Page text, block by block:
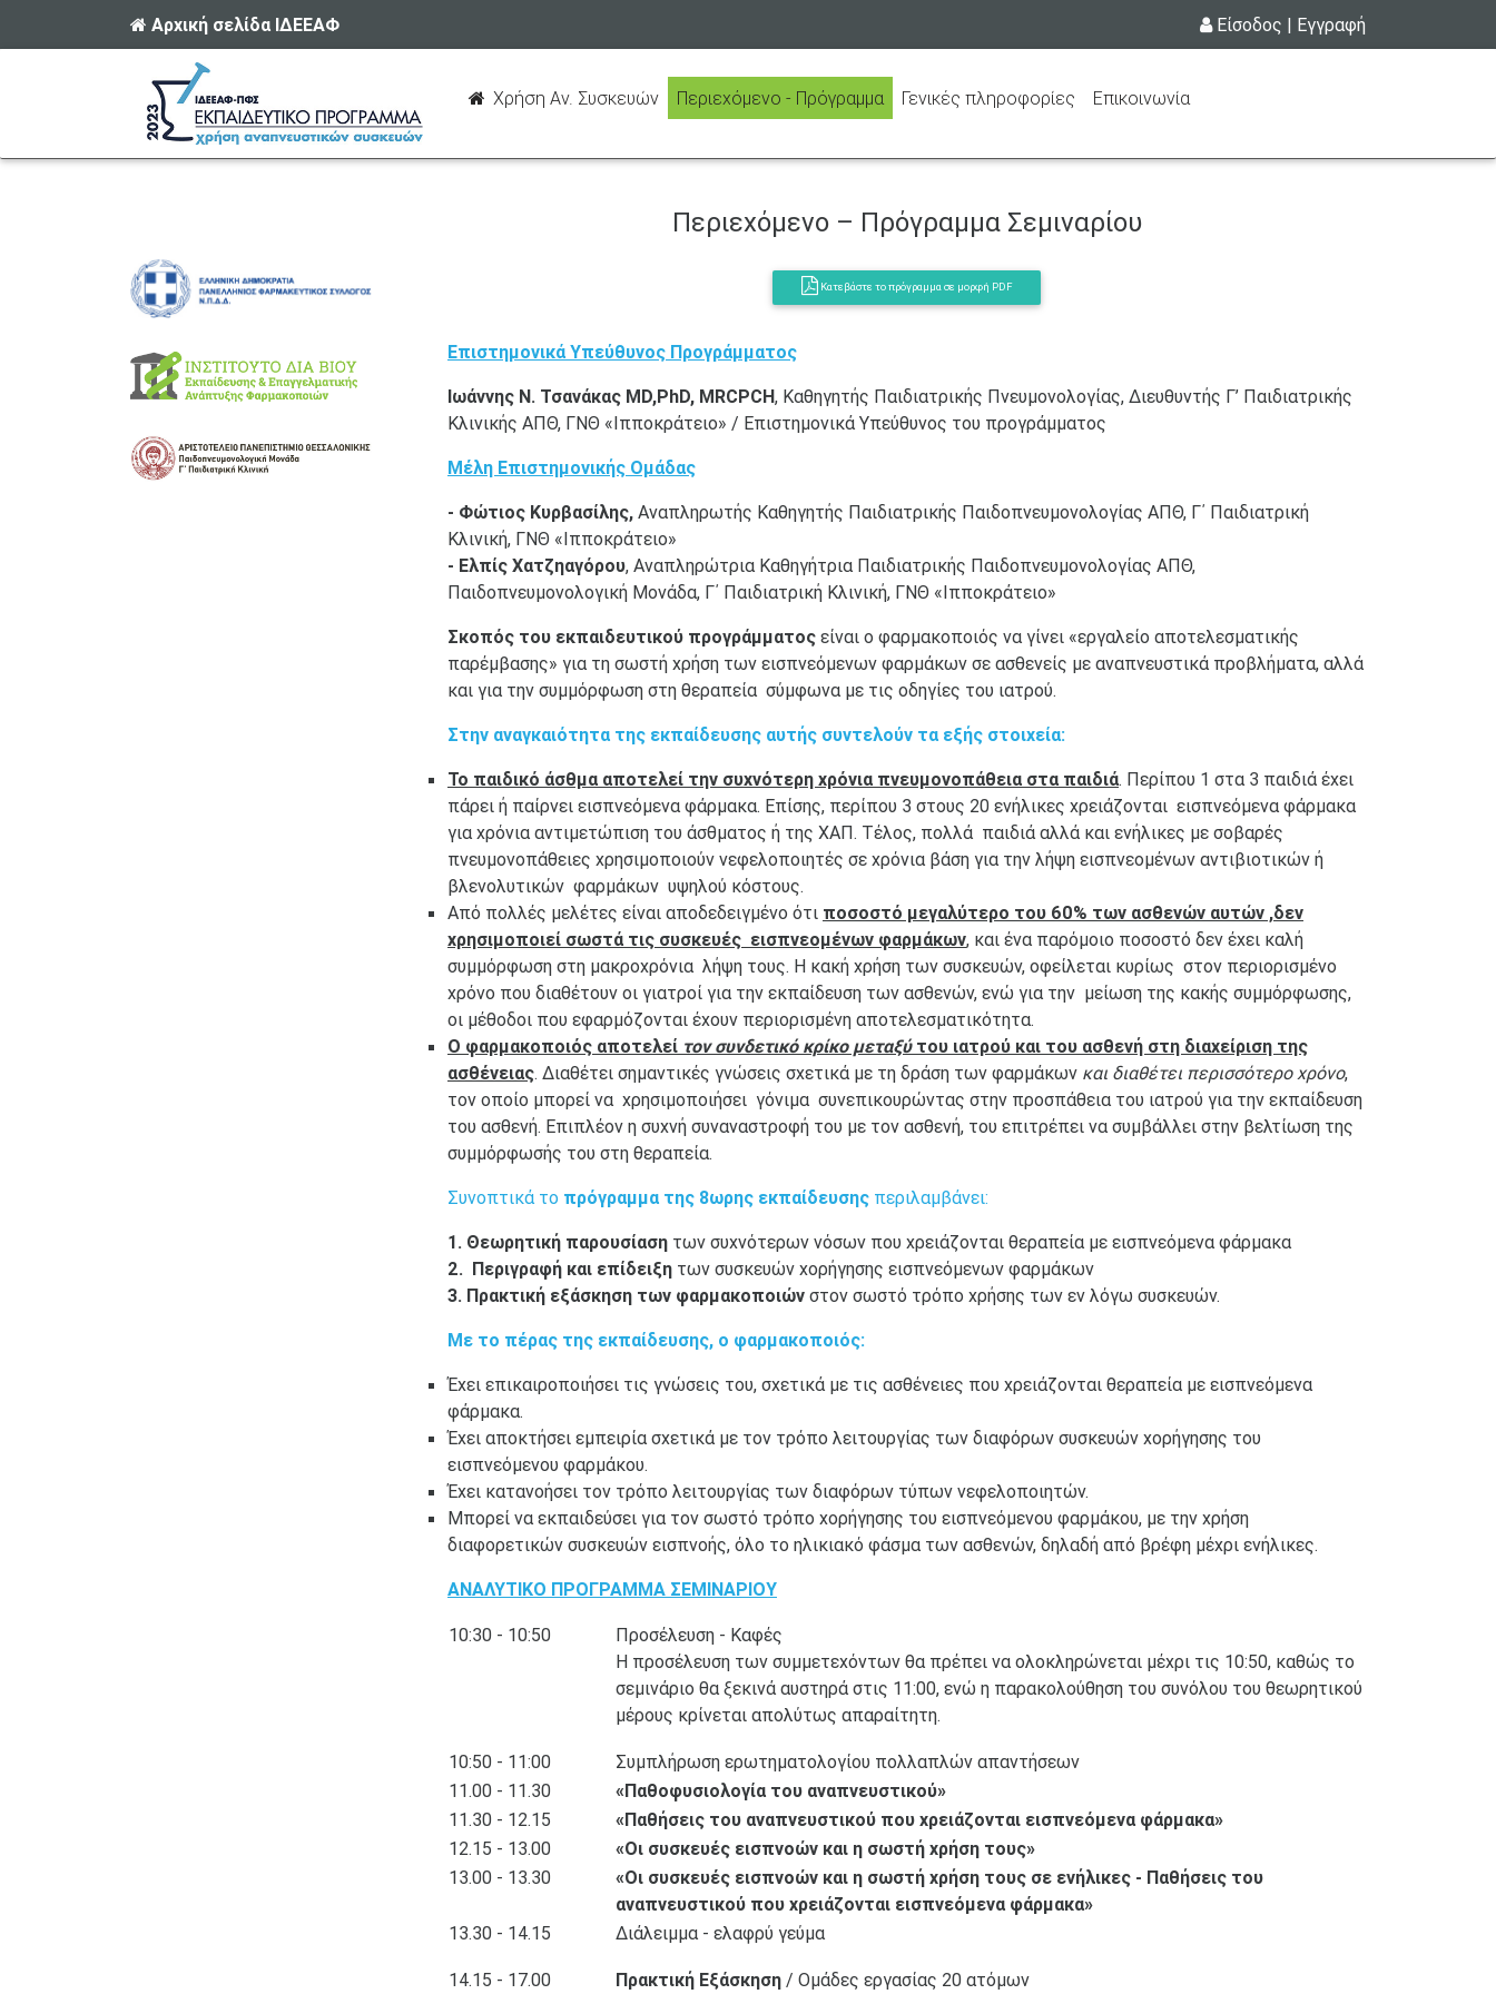
Αρχική σελίδα ΙΔΕΕΑΦ Είσοδος | Εγγραφή
Χρήση Αν. Συσκευών(current)
Περιεχόμενο - Πρόγραμμα(current)
Γενικές πληροφορίες Επικοινωνία
Περιεχόμενο – Πρόγραμμα Σεμιναρίου
Kατεβάστε το πρόγραμμα σε μορφή PDF
Επιστημονικά Υπεύθυνος Προγράμματος
Ιωάννης Ν. Τσανάκας MD,PhD, MRCPCH, Καθηγητής Παιδιατρικής Πνευμονολογίας, Διευθυντής Γ’ Παιδιατρικής
Κλινικής ΑΠΘ, ΓΝΘ «Ιπποκράτειο» / Επιστημονικά Υπεύθυνος του προγράμματος
Μέλη Επιστημονικής Ομάδας
- Φώτιος Κυρβασίλης, Αναπληρωτής Καθηγητής Παιδιατρικής Παιδοπνευμονολογίας ΑΠΘ, Γ΄ Παιδιατρική
Κλινική, ΓΝΘ «Ιπποκράτειο»
- Ελπίς Χατζηαγόρου, Αναπληρώτρια Καθηγήτρια Παιδιατρικής Παιδοπνευμονολογίας ΑΠΘ,
Παιδοπνευμονολογική Μονάδα, Γ΄ Παιδιατρική Κλινική, ΓΝΘ «Ιπποκράτειο»
Σκοπός του εκπαιδευτικού προγράμματος είναι ο φαρμακοποιός να γίνει «εργαλείο αποτελεσματικής
παρέμβασης» για τη σωστή χρήση των εισπνεόμενων φαρμάκων σε ασθενείς με αναπνευστικά προβλήματα, αλλά
και για την συμμόρφωση στη θεραπεία σύμφωνα με τις οδηγίες του ιατρού.
Στην αναγκαιότητα της εκπαίδευσης αυτής συντελούν τα εξής στοιχεία:
Το παιδικό άσθμα αποτελεί την συχνότερη χρόνια πνευμονοπάθεια στα παιδιά. Περίπου 1 στα 3 παιδιά έχει
πάρει ή παίρνει εισπνεόμενα φάρμακα. Επίσης, περίπου 3 στους 20 ενήλικες χρειάζονται εισπνεόμενα φάρμακα
για χρόνια αντιμετώπιση του άσθματος ή της ΧΑΠ. Τέλος, πολλά παιδιά αλλά και ενήλικες με σοβαρές
πνευμονοπάθειες χρησιμοποιούν νεφελοποιητές σε χρόνια βάση για την λήψη εισπνεομένων αντιβιοτικών ή
βλενολυτικών φαρμάκων υψηλού κόστους.
Από πολλές μελέτες είναι αποδεδειγμένο ότι ποσοστό μεγαλύτερο του 60% των ασθενών αυτών ,δεν
χρησιμοποιεί σωστά τις συσκευές εισπνεομένων φαρμάκων, και ένα παρόμοιο ποσοστό δεν έχει καλή
συμμόρφωση στη μακροχρόνια λήψη τους. Η κακή χρήση των συσκευών, οφείλεται κυρίως στον περιορισμένο
χρόνο που διαθέτουν οι γιατροί για την εκπαίδευση των ασθενών, ενώ για την μείωση της κακής συμμόρφωσης,
οι μέθοδοι που εφαρμόζονται έχουν περιορισμένη αποτελεσματικότητα.
Ο φαρμακοποιός αποτελεί τον συνδετικό κρίκο μεταξύτου ιατρού και του ασθενή στη διαχείριση της
ασθένειας. Διαθέτει σημαντικές γνώσεις σχετικά με τη δράση των φαρμάκων και διαθέτει περισσότερο χρόνο,
τον οποίο μπορεί να χρησιμοποιήσει γόνιμα συνεπικουρώντας στην προσπάθεια του ιατρού για την εκπαίδευση
του ασθενή. Επιπλέον η συχνή συναναστροφή του με τον ασθενή, του επιτρέπει να συμβάλλει στην βελτίωση της
συμμόρφωσής του στη θεραπεία.
Συνοπτικά το πρόγραμμα της 8ωρης εκπαίδευσης περιλαμβάνει:
1. Θεωρητική παρουσίαση των συχνότερων νόσων που χρειάζονται θεραπεία με εισπνεόμενα φάρμακα
2. Περιγραφή και επίδειξη των συσκευών χορήγησης εισπνεόμενων φαρμάκων
3. Πρακτική εξάσκηση των φαρμακοποιών στον σωστό τρόπο χρήσης των εν λόγω συσκευών.
Με το πέρας της εκπαίδευσης, ο φαρμακοποιός:
Έχει επικαιροποιήσει τις γνώσεις του, σχετικά με τις ασθένειες που χρειάζονται θεραπεία με εισπνεόμενα
φάρμακα.
Έχει αποκτήσει εμπειρία σχετικά με τον τρόπο λειτουργίας των διαφόρων συσκευών χορήγησης του
εισπνεόμενου φαρμάκου.
Έχει κατανοήσει τον τρόπο λειτουργίας των διαφόρων τύπων νεφελοποιητών.
Μπορεί να εκπαιδεύσει για τον σωστό τρόπο χορήγησης του εισπνεόμενου φαρμάκου, με την χρήση
διαφορετικών συσκευών εισπνοής, όλο το ηλικιακό φάσμα των ασθενών, δηλαδή από βρέφη μέχρι ενήλικες.
ΑΝΑΛΥΤΙΚΟ ΠΡΟΓΡΑΜΜΑ ΣΕΜΙΝΑΡΙΟΥ
10:30 - 10:50
Προσέλευση - Καφές
Η προσέλευση των συμμετεχόντων θα πρέπει να ολοκληρώνεται μέχρι τις 10:50, καθώς το
σεμινάριο θα ξεκινά αυστηρά στις 11:00, ενώ η παρακολούθηση του συνόλου του θεωρητικού
μέρους κρίνεται απολύτως απαραίτητη.
10:50 - 11:00
Συμπλήρωση ερωτηματολογίου πολλαπλών απαντήσεων
11.00 - 11.30
«Παθοφυσιολογία του αναπνευστικού»
11.30 - 12.15
«Παθήσεις του αναπνευστικού που χρειάζονται εισπνεόμενα φάρμακα»
12.15 - 13.00
«Οι συσκευές εισπνοών και η σωστή χρήση τους»
13.00 - 13.30
«Οι συσκευές εισπνοών και η σωστή χρήση τους σε ενήλικες - Παθήσεις του
αναπνευστικού που χρειάζονται εισπνεόμενα φάρμακα»
13.30 - 14.15
Διάλειμμα - ελαφρύ γεύμα
14.15 - 17.00 Πρακτική Εξάσκηση / Ομάδες εργασίας 20 ατόμων